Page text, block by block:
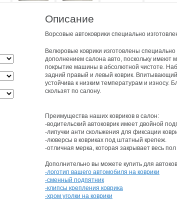
Описание
Ворсовые автоковрики специально
Велюровые коврики изготовлены
дополнением салона авто, поскольку имеют
покрытие машины в абсолютной чистоте.
задний правый и левый коврик.
устойчива к низким температурам и износу.
скользят по салону.
Преимущества наших ковриков в салон:
-водительский автоковрик имеет двойной
-липучки анти скольжения для фиксации
-люверсы в ковриках под штатный крепеж.
-отличная мерка, которая закрывает весь
Дополнительно вы можете купить для
-логотип вашего автомобиля на коврики
-сменный подпятник
-клипсы крепления коврика
-хром уголки на коврики